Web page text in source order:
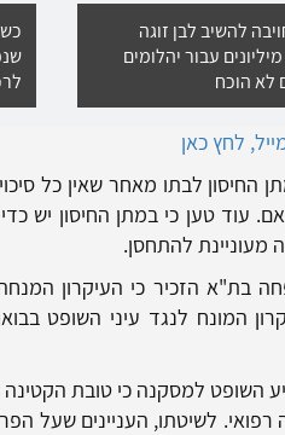
להשיב לבן זוגה
עבור יהלומים
לא הוכח
לחץ כאן
לבתו מאחר שאין כל
עוד טען כי במתן החיסון יש
מעוניינת להתחסן.
בת"א הזכיר כי העיקרון
המונח לנגד עיני השופט
השופט למסקנה כי טובת
לשיטתו, העניינים שעל